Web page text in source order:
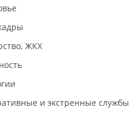
ЖКХ
и экстренные службы